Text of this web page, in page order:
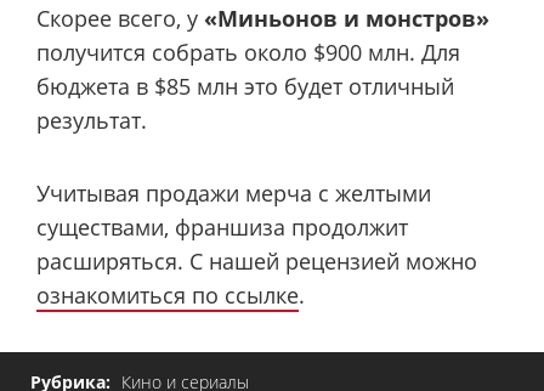
Скорее всего, у «Миньонов и монстров»
получится собрать около $900 млн. Для
бюджета в $85 млн это будет отличный
результат.
Учитывая продажи мерча с желтыми
существами, франшиза продолжит
расширяться. С нашей рецензией можно
ознакомиться по ссылке.
Рубрика: Кино и сериалы